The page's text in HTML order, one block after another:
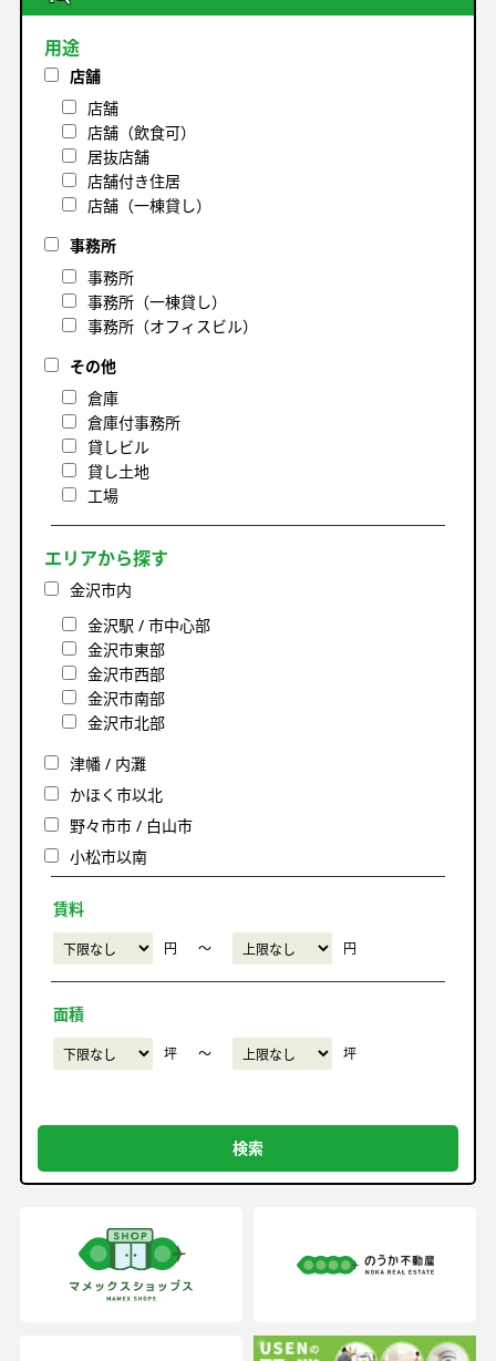
用途
店舗
店舗
店舗（飲食可）
居抜店舗
店舗付き住居
店舗（一棟貸し）
事務所
事務所
事務所（一棟貸し）
事務所（オフィスビル）
その他
倉庫
倉庫付事務所
貸しビル
貸し土地
工場
エリアから探す
金沢市内
金沢駅 / 市中心部
金沢市東部
金沢市西部
金沢市南部
金沢市北部
津幡 / 内灘
かほく市以北
野々市市 / 白山市
小松市以南
賃料
円 〜 円
面積
坪 〜 坪